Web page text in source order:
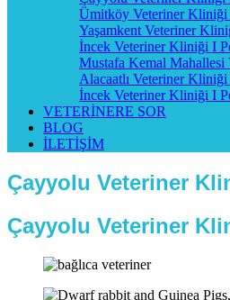
Ümitköy Veteriner Kliniği
Yaşamkent Veteriner
İncek Veteriner Kliniği I
Mustafa Kemal
Alacaatlı Veteriner
İncek Veteriner Kliniği I
VETERİNERE SOR
BLOG
İLETİŞİM
Çayyolu Veteriner
Çayyolu Veteriner